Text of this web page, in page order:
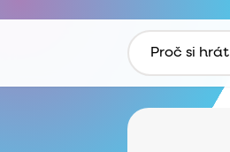
Proč si hrát